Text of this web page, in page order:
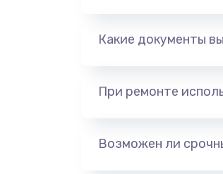
Какие документы
При ремонте
Возможен ли